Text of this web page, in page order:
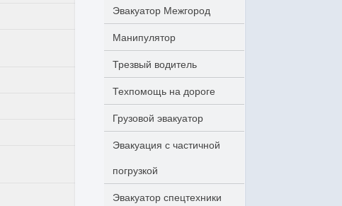
Эвакуатор Межгород
Манипулятор
Трезвый водитель
Техпомощь на дороге
Грузовой эвакуатор
Эвакуация с частичной
погрузкой
Эвакуатор спецтехники